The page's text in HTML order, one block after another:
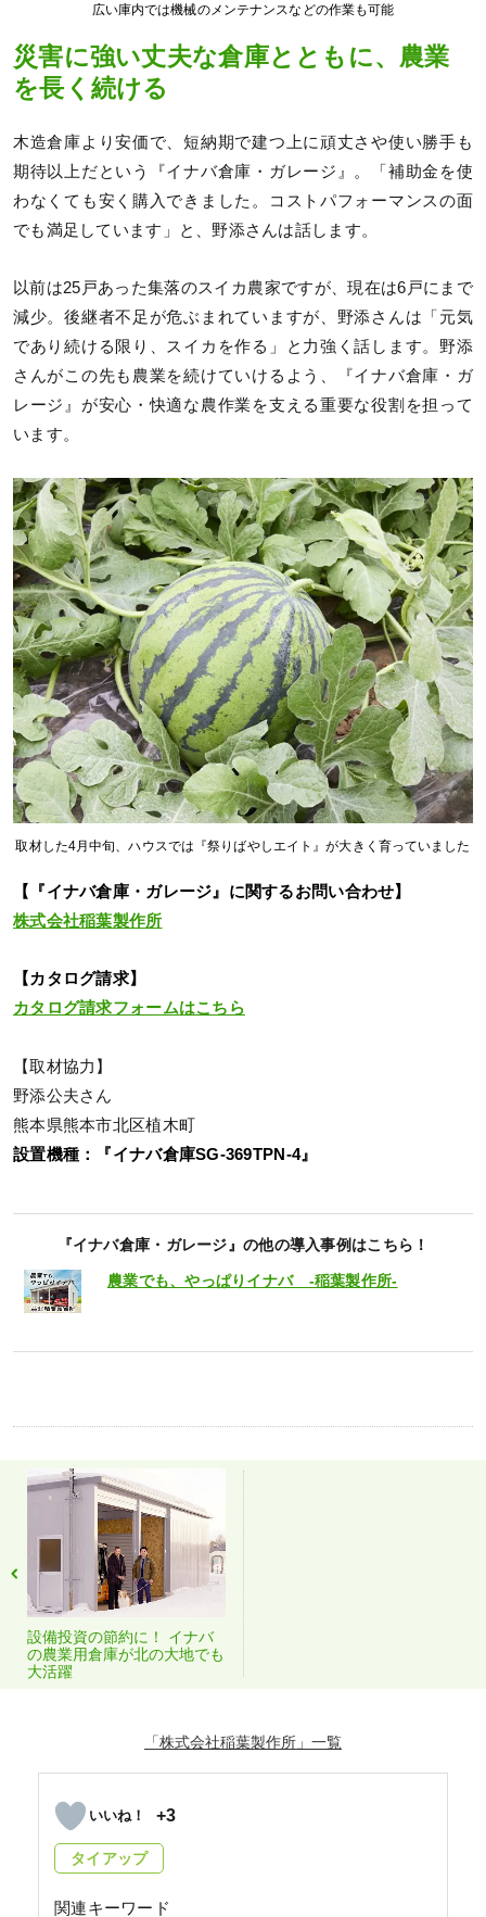
広い庫内では機械のメンテナンスなどの作業も可能
災害に強い丈夫な倉庫とともに、農業
を長く続ける
木造倉庫より安価で、短納期で建つ上に頑丈さや使い勝手も
期待以上だという『イナバ倉庫・ガレージ』。「補助金を使
わなくても安く購入できました。コストパフォーマンスの面
でも満足しています」と、野添さんは話します。
以前は25戸あった集落のスイカ農家ですが、現在は6戸にまで
減少。後継者不足が危ぶまれていますが、野添さんは「元気
であり続ける限り、スイカを作る」と力強く話します。野添
さんがこの先も農業を続けていけるよう、『イナバ倉庫・ガ
レージ』が安心・快適な農作業を支える重要な役割を担って
います。
取材した4月中旬、ハウスでは『祭りばやしエイト』が大きく育っていました
【『イナバ倉庫・ガレージ』に関するお問い合わせ】
株式会社稲葉製作所
【カタログ請求】
カタログ請求フォームはこちら
【取材協力】
野添公夫さん
熊本県熊本市北区植木町
設置機種：『イナバ倉庫SG-369TPN-4』
『イナバ倉庫・ガレージ』の他の導入事例はこちら！
農業でも、やっぱりイナバ -稲葉製作所-
設備投資の節約に！ イナバ
の農業用倉庫が北の大地でも
大活躍
「株式会社稲葉製作所」
+3
タイアップ
関連キーワード